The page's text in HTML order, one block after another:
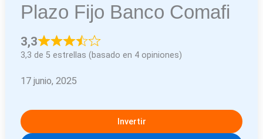
Plazo Fijo Banco Comafi
3,3
3,3 de 5 estrellas (basado en 4 opiniones)
17 junio, 2025
Invertir